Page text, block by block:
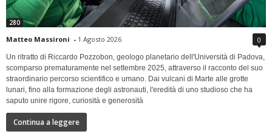
280
Matteo Massironi - 1 Agosto 2026 0
Un ritratto di Riccardo Pozzobon, geologo planetario dell'Università di Padova,
scomparso prematuramente nel settembre 2025, attraverso il racconto del suo
straordinario percorso scientifico e umano. Dai vulcani di Marte alle grotte
lunari, fino alla formazione degli astronauti, l'eredità di uno studioso che ha
saputo unire rigore, curiosità e generosità
Continua a leggere